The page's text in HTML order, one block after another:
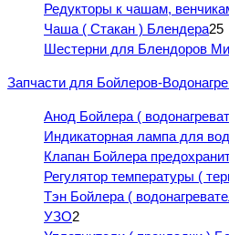
Редукторы к чашам,
Чаша ( Стакан ) Блендера25
Шестерни для Блендоров
Запчасти для Бойлеров-
Анод Бойлера (
Индикаторная лампа для
Клапан Бойлера
Регулятор температуры (
Тэн Бойлера (
УЗО2